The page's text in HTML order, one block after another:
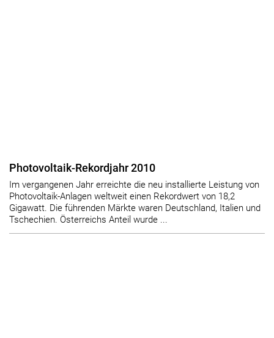
Photovoltaik-Rekordjahr 2010
Im vergangenen Jahr erreichte die neu installierte Leistung von
Photovoltaik-Anlagen weltweit einen Rekordwert von 18,2
Gigawatt. Die führenden Märkte waren Deutschland, Italien und
Tschechien. Österreichs Anteil wurde ...